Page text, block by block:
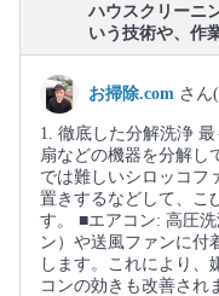
ハウスクリーニ
いう技術や、作
お掃除.com さん
1. 徹底した分解洗浄
扇などの機器を分解し
では難しいシロッコフ
置きするなどして、こ
す。 ■エアコン: 高圧
ン）や送風ファンに付
します。これにより、
コンの効きも改善され